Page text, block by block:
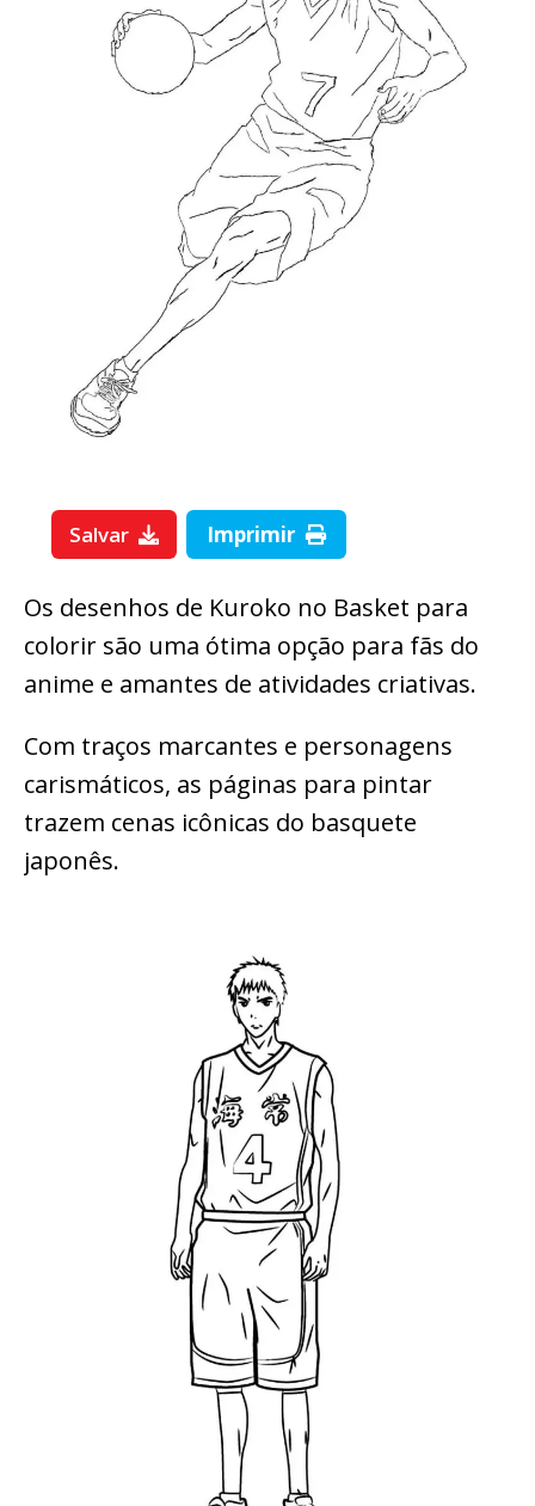
Salvar Imprimir
Os desenhos de Kuroko no Basket para
colorir são uma ótima opção para fãs do
anime e amantes de atividades criativas.
Com traços marcantes e personagens
carismáticos, as páginas para pintar
trazem cenas icônicas do basquete
japonês.